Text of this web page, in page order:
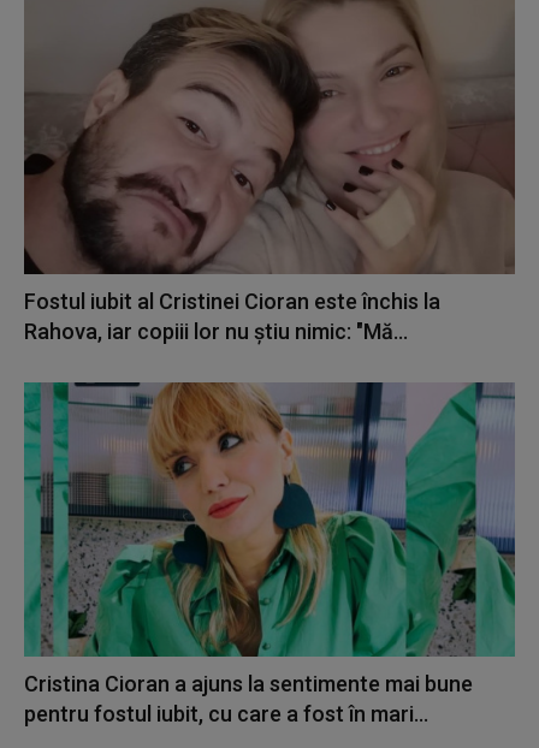
Fostul iubit al Cristinei Cioran este închis la
Rahova, iar copiii lor nu știu nimic: "Mă...
Cristina Cioran a ajuns la sentimente mai bune
pentru fostul iubit, cu care a fost în mari...